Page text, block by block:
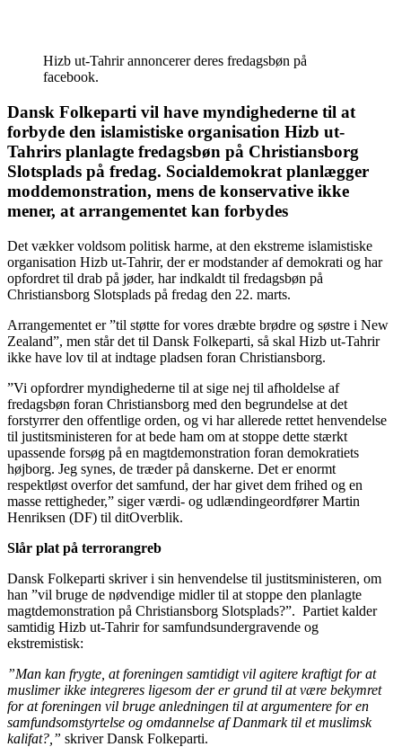
Hizb ut-Tahrir annoncerer deres fredagsbøn på
facebook.
Dansk Folkeparti vil have myndighederne til at
forbyde den islamistiske organisation Hizb ut-
Tahrirs planlagte fredagsbøn på Christiansborg
Slotsplads på fredag. Socialdemokrat planlægger
moddemonstration, mens de konservative ikke
mener, at arrangementet kan forbydes
Det vækker voldsom politisk harme, at den ekstreme islamistiske
organisation Hizb ut-Tahrir, der er modstander af demokrati og har
opfordret til drab på jøder, har indkaldt til fredagsbøn på
Christiansborg Slotsplads på fredag den 22. marts.
Arrangementet er ”til støtte for vores dræbte brødre og søstre i New
Zealand”, men står det til Dansk Folkeparti, så skal Hizb ut-Tahrir
ikke have lov til at indtage pladsen foran Christiansborg.
”Vi opfordrer myndighederne til at sige nej til afholdelse af
fredagsbøn foran Christiansborg med den begrundelse at det
forstyrrer den offentlige orden, og vi har allerede rettet henvendelse
til justitsministeren for at bede ham om at stoppe dette stærkt
upassende forsøg på en magtdemonstration foran demokratiets
højborg. Jeg synes, de træder på danskerne. Det er enormt
respektløst overfor det samfund, der har givet dem frihed og en
masse rettigheder,” siger værdi- og udlændingeordfører Martin
Henriksen (DF) til ditOverblik.
Slår plat på terrorangreb
Dansk Folkeparti skriver i sin henvendelse til justitsministeren, om
han ”vil bruge de nødvendige midler til at stoppe den planlagte
magtdemonstration på Christiansborg Slotsplads?”. Partiet kalder
samtidig Hizb ut-Tahrir for samfundsundergravende og
ekstremistisk:
”Man kan frygte, at foreningen samtidigt vil agitere kraftigt for at
muslimer ikke integreres ligesom der er grund til at være bekymret
for at foreningen vil bruge anledningen til at argumentere for en
samfundsomstyrtelse og omdannelse af Danmark til et muslimsk
kalifat?,” skriver Dansk Folkeparti.